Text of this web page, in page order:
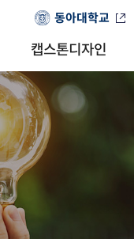
동아대학교
캡스톤디자인